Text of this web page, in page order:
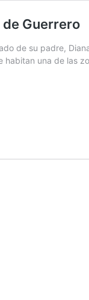
Guerrero
de su padre,
una de las